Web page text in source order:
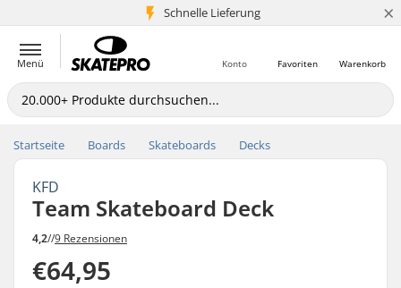
Schnelle Lieferung
5+ Mio. Kunden ×
Menü Warenkorb
Favoriten
Konto
Startseite Boards Skateboards Decks
KFD
Team Skateboard Deck
4,2//9 Rezensionen
€64,95